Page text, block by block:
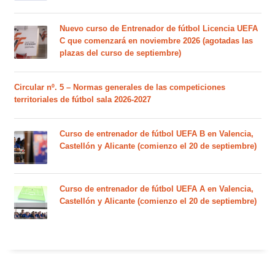
Nuevo curso de Entrenador de fútbol Licencia UEFA
C que comenzará en noviembre 2026 (agotadas las
plazas del curso de septiembre)
Circular nº. 5 – Normas generales de las competiciones
territoriales de fútbol sala 2026-2027
Curso de entrenador de fútbol UEFA B en Valencia,
Castellón y Alicante (comienzo el 20 de septiembre)
Curso de entrenador de fútbol UEFA A en Valencia,
Castellón y Alicante (comienzo el 20 de septiembre)